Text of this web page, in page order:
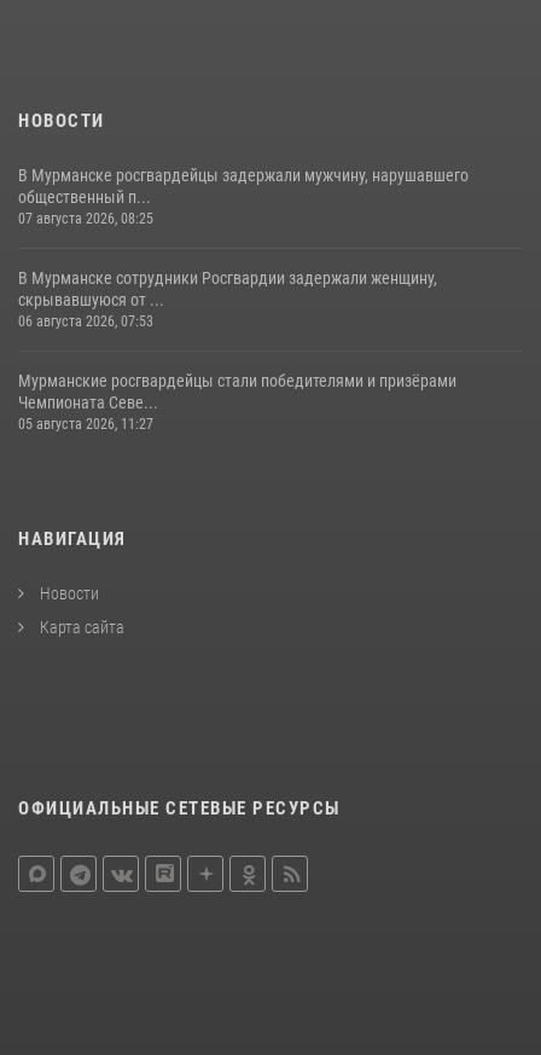
НОВОСТИ
В Мурманске росгвардейцы задержали мужчину, нарушавшего
общественный п...
07 августа 2026, 08:25
В Мурманске сотрудники Росгвардии задержали женщину,
скрывавшуюся от ...
06 августа 2026, 07:53
Мурманские росгвардейцы стали победителями и призёрами
Чемпионата Севе...
05 августа 2026, 11:27
НАВИГАЦИЯ
Новости
Карта сайта
ОФИЦИАЛЬНЫЕ СЕТЕВЫЕ РЕСУРСЫ